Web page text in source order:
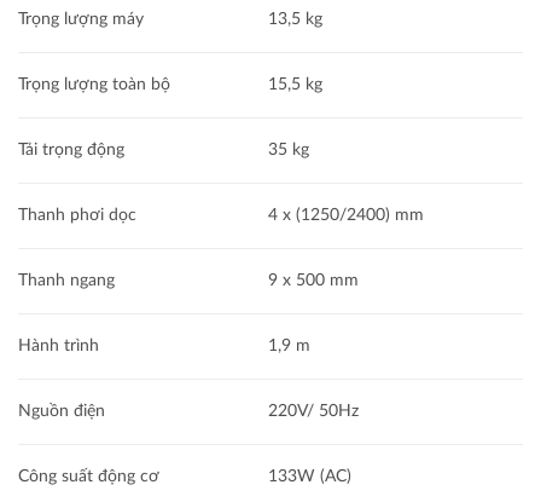
Trọng lượng máy 13,5 kg
Trọng lượng toàn bộ 15,5 kg
Tải trọng động 35 kg
Thanh phơi dọc 4 x (1250/2400) mm
Thanh ngang 9 x 500 mm
Hành trình 1,9 m
Nguồn điện 220V/ 50Hz
Công suất động cơ 133W (AC)